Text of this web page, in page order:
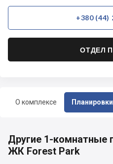
О комплексе Планировки
+380 (44)
ОТДЕЛ
Другие 1-комнатные
ЖК Forest Park